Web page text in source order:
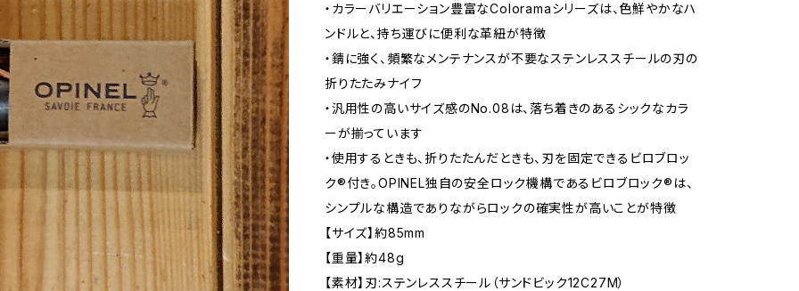
・カラーバリエーション豊富なColoramaシリーズは、色鮮やかなハ
ンドルと、持ち運びに便利な革紐が特徴
・錆に強く、頻繁なメンテナンスが不要なステンレススチールの刃の
折りたたみナイフ
・汎用性の高いサイズ感のNo.08は、落ち着きのあるシックなカラ
ーが揃っています
・使用するときも、折りたたんだときも、刃を固定できるビロブロッ
ク®付き。OPINEL独自の安全ロック機構であるビロブロック®は、
シンプルな構造でありながらロックの確実性が高いことが特徴
【サイズ】約85mm
【重量】約48g
【素材】刃:ステンレススチール（サンドビック12C27M）